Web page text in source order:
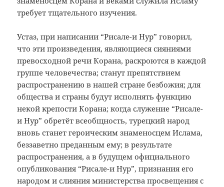
требует тщательного изучения.
Устаз, при написании “Рисале-и Нур” говорил,
что эти произведения, являющиеся сияниями
превосходной речи Корана, раскроются в каждой
группе человечества; станут препятствием
распространению в нашей стране безбожия; для
общества и страны будут исполнять функцию
некой крепости Корана; когда служение “Рисале-
и Нур” обретёт всеобщность, турецкий народ
вновь станет героическим знаменосцем Ислама,
беззаветно преданным ему; в результате
распространения, а в будущем официального
опубликования “Рисале-и Нур”, признания его
народом и слияния министерства просвещения с